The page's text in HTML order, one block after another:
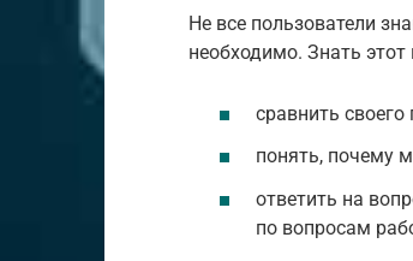
Не все пользователи
необходимо. Знать
сравнить
понять, почему
ответить на
по вопросам